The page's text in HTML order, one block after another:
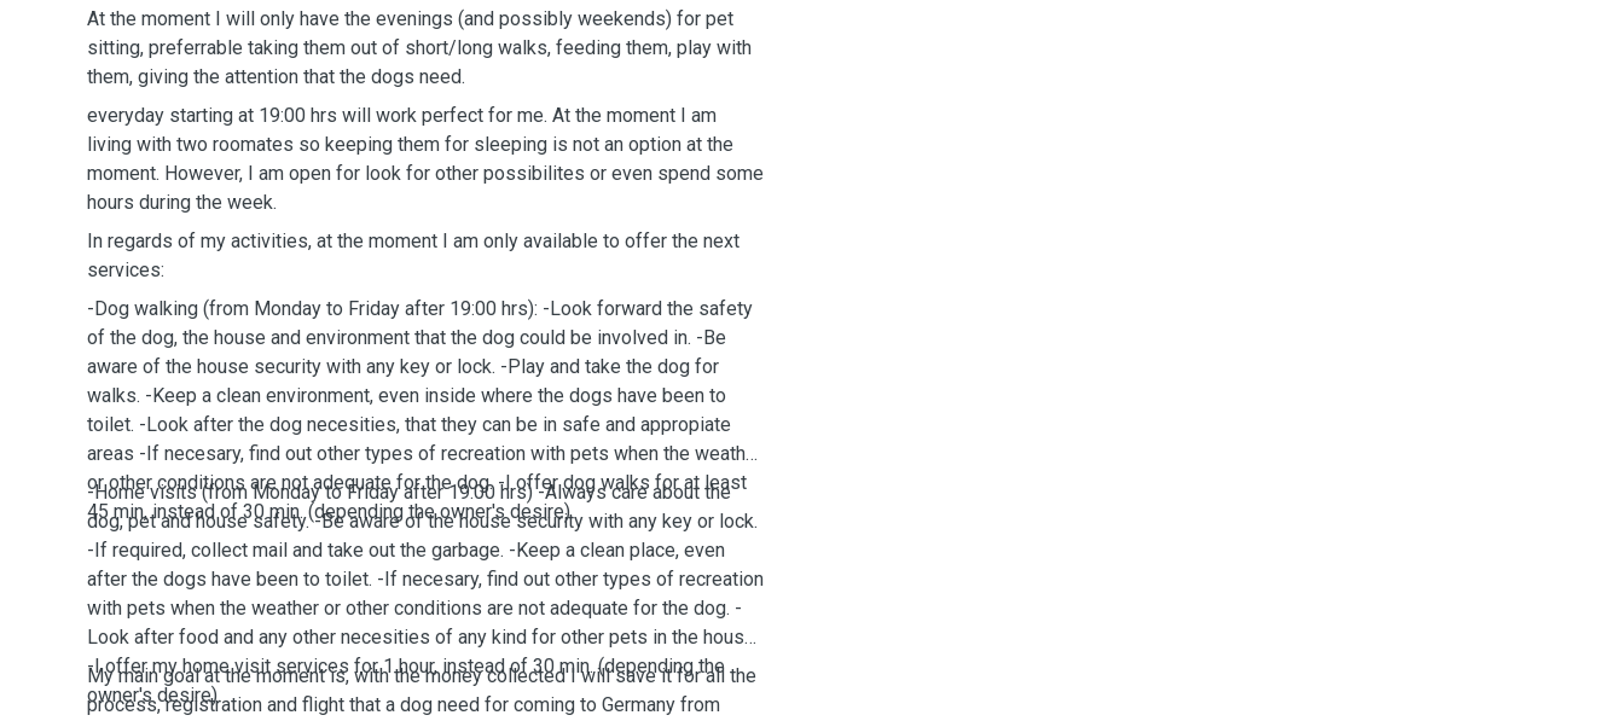
At the moment I will only have the evenings (and possibly weekends) for pet
sitting, preferrable taking them out of short/long walks, feeding them, play with
them, giving the attention that the dogs need.
everyday starting at 19:00 hrs will work perfect for me. At the moment I am
living with two roomates so keeping them for sleeping is not an option at the
moment. However, I am open for look for other possibilites or even spend some
hours during the week.
In regards of my activities, at the moment I am only available to offer the next
services:
-Dog walking (from Monday to Friday after 19:00 hrs): -Look forward the safety
of the dog, the house and environment that the dog could be involved in. -Be
aware of the house security with any key or lock. -Play and take the dog for
walks. -Keep a clean environment, even inside where the dogs have been to
toilet. -Look after the dog necesities, that they can be in safe and appropiate
areas -If necesary, find out other types of recreation with pets when the weather
or other conditions are not adequate for the dog. -I offer dog walks for at least
45 min, instead of 30 min. (depending the owner's desire).
-Home visits (from Monday to Friday after 19:00 hrs) -Always care about the
dog, pet and house safety. -Be aware of the house security with any key or lock.
-If required, collect mail and take out the garbage. -Keep a clean place, even
after the dogs have been to toilet. -If necesary, find out other types of recreation
with pets when the weather or other conditions are not adequate for the dog. -
Look after food and any other necesities of any kind for other pets in the house.
-I offer my home visit services for 1 hour, instead of 30 min. (depending the
owner's desire).
My main goal at the moment is, with the money collected I will save it for all the
process, registration and flight that a dog need for coming to Germany from